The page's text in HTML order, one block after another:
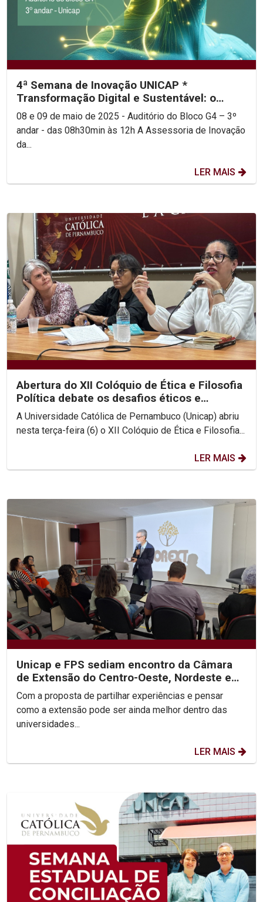
4ª Semana de Inovação UNICAP *
Transformação Digital e Sustentável: o
futuro de Pernambuco pela...
08 e 09 de maio de 2025 - Auditório do Bloco G4 – 3º
andar - das 08h30min às 12h A Assessoria de Inovação
da...
LER MAIS
Abertura do XII Colóquio de Ética e Filosofia
Política debate os desafios éticos e
existenciais...
A Universidade Católica de Pernambuco (Unicap) abriu
nesta terça-feira (6) o XII Colóquio de Ética e Filosofia...
LER MAIS
Unicap e FPS sediam encontro da Câmara
de Extensão do Centro-Oeste, Nordeste e
Norte do Brasil
Com a proposta de partilhar experiências e pensar
como a extensão pode ser ainda melhor dentro das
universidades...
LER MAIS